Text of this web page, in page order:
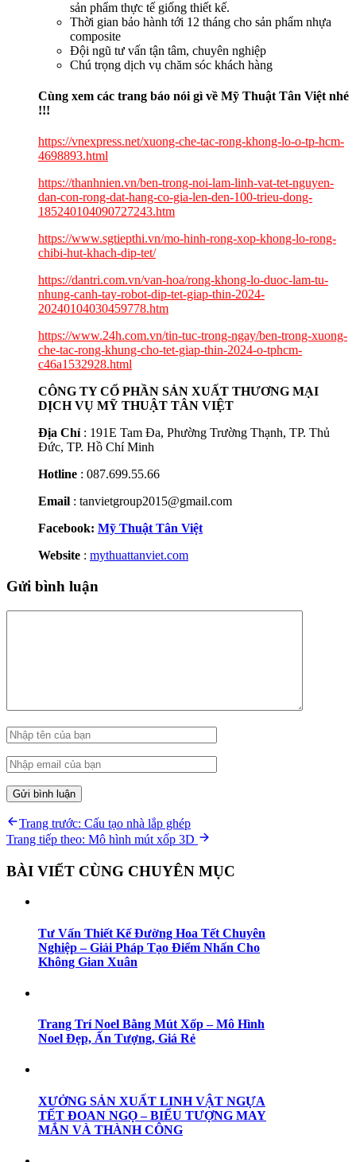
sản phẩm thực tế giống thiết kế.
Thời gian bảo hành tới 12 tháng cho sản phẩm nhựa
composite
Đội ngũ tư vấn tận tâm, chuyên nghiệp
Chú trọng dịch vụ chăm sóc khách hàng
Cùng xem các trang báo nói gì về Mỹ Thuật Tân Việt nhé
!!!
https://vnexpress.net/xuong-che-tac-rong-khong-lo-o-tp-hcm-
4698893.html
https://thanhnien.vn/ben-trong-noi-lam-linh-vat-tet-nguyen-
dan-con-rong-dat-hang-co-gia-len-den-100-trieu-dong-
185240104090727243.htm
https://www.sgtiepthi.vn/mo-hinh-rong-xop-khong-lo-rong-
chibi-hut-khach-dip-tet/
https://dantri.com.vn/van-hoa/rong-khong-lo-duoc-lam-tu-
nhung-canh-tay-robot-dip-tet-giap-thin-2024-
20240104030459778.htm
https://www.24h.com.vn/tin-tuc-trong-ngay/ben-trong-xuong-
che-tac-rong-khung-cho-tet-giap-thin-2024-o-tphcm-
c46a1532928.html
CÔNG TY CỔ PHẦN SẢN XUẤT THƯƠNG MẠI
DỊCH VỤ MỸ THUẬT TÂN VIỆT
Địa Chỉ : 191E Tam Đa, Phường Trường Thạnh, TP. Thủ
Đức, TP. Hồ Chí Minh
Hotline : 087.699.55.66
Email : tanvietgroup2015@gmail.com
Facebook: Mỹ Thuật Tân Việt
Website : mythuattanviet.com
Gửi bình luận
Điều
hướng
bài
Trang trước: Previous
post:
Cấu tạo nhà lắp ghép
Trang tiếp theo: Next
Mô hình mút xốp 3D
BÀI VIẾT CÙNG CHUYÊN MỤC
Tư Vấn Thiết Kế Đường Hoa Tết Chuyên
Nghiệp – Giải Pháp Tạo Điểm Nhấn Cho
Không Gian Xuân
Trang Trí Noel Bằng Mút Xốp – Mô Hình
Noel Đẹp, Ấn Tượng, Giá Rẻ
XƯỞNG SẢN XUẤT LINH VẬT NGỰA
TẾT ĐOAN NGỌ – BIỂU TƯỢNG MAY
MẮN VÀ THÀNH CÔNG